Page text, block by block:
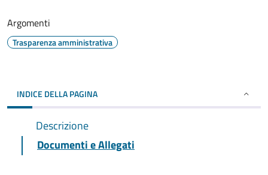
Argomenti
Trasparenza amministrativa
INDICE DELLA PAGINA
Descrizione
Documenti e Allegati